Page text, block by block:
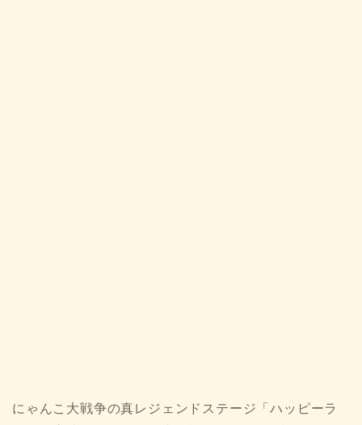
にゃんこ大戦争の真レジェンドステージ「ハッピーラ